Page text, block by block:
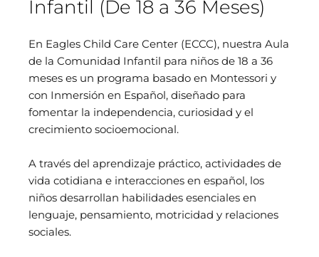
Infantil (De 18 a 36 Meses)
En Eagles Child Care Center (ECCC), nuestra Aula
de la Comunidad Infantil para niños de 18 a 36
meses es un programa basado en Montessori y
con Inmersión en Español, diseñado para
fomentar la independencia, curiosidad y el
crecimiento socioemocional.
A través del aprendizaje práctico, actividades de
vida cotidiana e interacciones en español, los
niños desarrollan habilidades esenciales en
lenguaje, pensamiento, motricidad y relaciones
sociales.